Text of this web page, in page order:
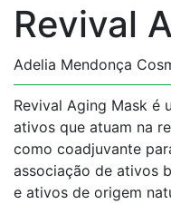
Revival
Adelia Mendonça
Revival Aging Mask é
ativos que atuam na
como coadjuvante
associação de ativos
e ativos de origem